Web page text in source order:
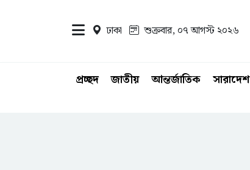
ঢাকা শুক্রবার, ০৭ আগস্ট ২০২৬
প্রচ্ছদ জাতীয় আন্তর্জাতিক সারাদেশ